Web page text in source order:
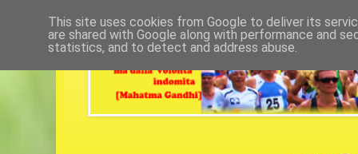
This site uses cookies from Google to deliver its
are shared with Google along with performance and
statistics, and to detect and address abuse.